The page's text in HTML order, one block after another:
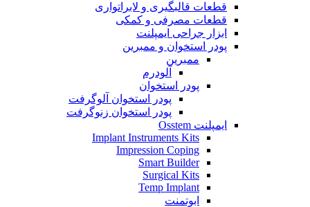
قطعات قالبگیری و لابراتواری
قطعات مصرفی و کمکی
ابزار جراحی ایمپلنت
پودر استخوان و ممبرین
ممبرین
آلودرم
پودر استخوان
پودر استخوان آلوگرفت
پودر استخوان زنوگرفت
ایمپلنت Osstem
Implant Instruments Kits
Impression Coping
Smart Builder
Surgical Kits
Temp Implant
ابوتمنت